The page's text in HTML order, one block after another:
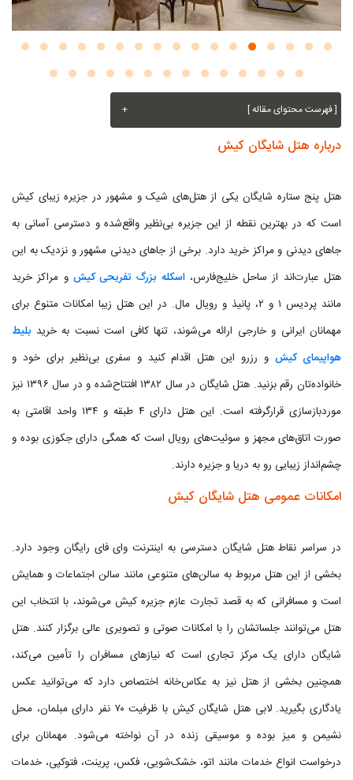
[ فهرست محتوای مقاله ] +
درباره هتل شایگان کیش
هتل پنج ستاره شایگان یکی از هتل‌های شیک و مشهور در جزیره زیبای کیش
است که در بهترین نقطه از این جزیره بی‌نظیر واقع‌شده و دسترسی آسانی به
جاهای دیدنی و مراکز خرید دارد. برخی از جاهای دیدنی مشهور و نزدیک به این
هتل عبارت‌اند از ساحل خلیج‌فارس،اسکله بزرگ تفریحی کیش و مراکز خرید
مانند پردیس ۱ و ۲، پانیذ و رویال مال. در این هتل زیبا امکانات متنوع برای
مهمانان ایرانی و خارجی ارائه می‌شوند، تنها کافی است نسبت به خرید بلیط
هواپیمای کیشو رزرو این هتل اقدام کنید و سفری بی‌نظیر برای خود و
خانواده‌تان رقم بزنید. هتل شایگان در سال ۱۳۸۲ افتتاح‌شده و در سال ۱۳۹۶ نیز
موردبازسازی قرارگرفته است. این هتل دارای ۴ طبقه و ۱۳۴ واحد اقامتی به
صورت اتاق‌های مجهز و سوئیت‌های رویال است که همگی دارای جکوزی بوده و
چشم‌انداز زیبایی رو به دریا و جزیره دارند.
امکانات عمومی هتل شایگان کیش
در سراسر نقاط هتل شایگان دسترسی به اینترنت وای فای رایگان وجود دارد.
بخشی از این هتل مربوط به سالن‌های متنوعی مانند سالن اجتماعات و همایش
است و مسافرانی که به قصد تجارت عازم جزیره کیش می‌شوند، با انتخاب این
هتل می‌توانند جلساتشان را با امکانات صوتی و تصویری عالی برگزار کنند. هتل
شایگان دارای یک مرکز تجاری است که نیازهای مسافران را تأمین می‌کند،
همچنین بخشی از هتل نیز به عکاس‌خانه اختصاص دارد که می‌توانید عکس
یادگاری بگیرید. لابی هتل شایگان کیش با ظرفیت ۷۰ نفر دارای مبلمان، محل
نشیمن و میز بوده و موسیقی زنده در آن نواخته می‌شود. مهمانان برای
درخواست انواع خدمات مانند اتو، خشک‌شویی، فکس، پرینت، فتوکپی، خدمات